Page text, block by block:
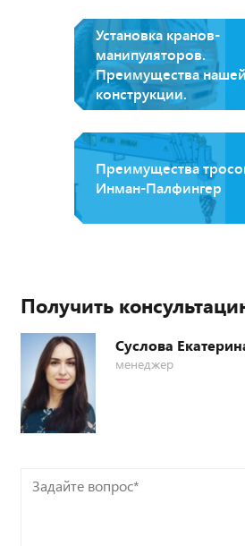
Установка кранов-
манипуляторов.
Преимущества нашей
конструкции.
Преимущества
Инман-Палфингер
Получить
Суслова
менеджер
Задайте
вопрос*